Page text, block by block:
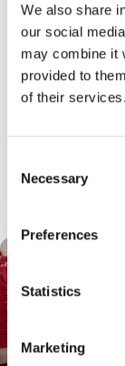
We also share
our social
may combine it
provided to
of their services.
Selection
Necessary
Preferences
Statistics
Marketing
Si vous êtes
fait de votre
la bonne
recherche
de votre